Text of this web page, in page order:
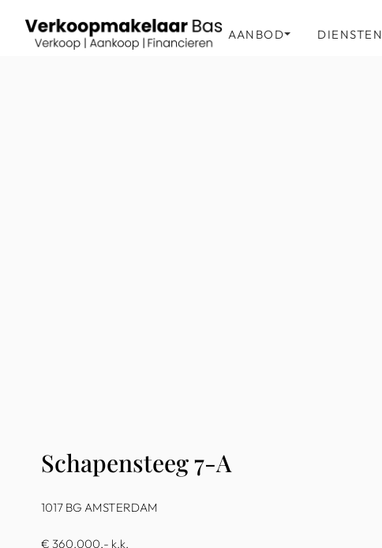
AANBOD DIENSTEN
Schapensteeg 7-A
1017 BG AMSTERDAM
€ 360.000,- k.k.